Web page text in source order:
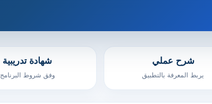
شرح عملي
يربط المعرفة بالتطبيق
شهادة تدريبية
وفق شروط البرنامج